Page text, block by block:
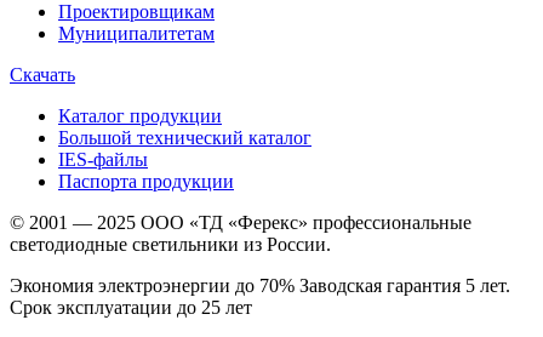
Проектировщикам
Муниципалитетам
Скачать
Каталог продукции
Большой технический каталог
IES-файлы
Паспорта продукции
© 2001 — 2025 ООО «ТД «Ферекс» профессиональные
светодиодные светильники из России.
Экономия электроэнергии до 70% Заводская гарантия 5 лет.
Срок эксплуатации до 25 лет